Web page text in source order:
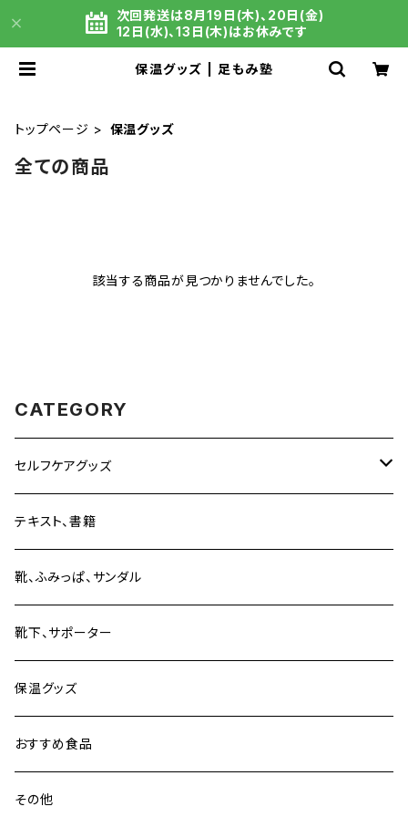
次回発送は8月19日(木)、20日(金)
12日(水)、13日(木)はお休みです
保温グッズ | 足もみ塾
トップページ 保温グッズ
全ての商品
該当する商品が見つかりませんでした。
CATEGORY
セルフケアグッズ
単品
セット販売
テキスト、書籍
靴、ふみっぱ、サンダル
靴下、サポーター
保温グッズ
おすすめ食品
その他